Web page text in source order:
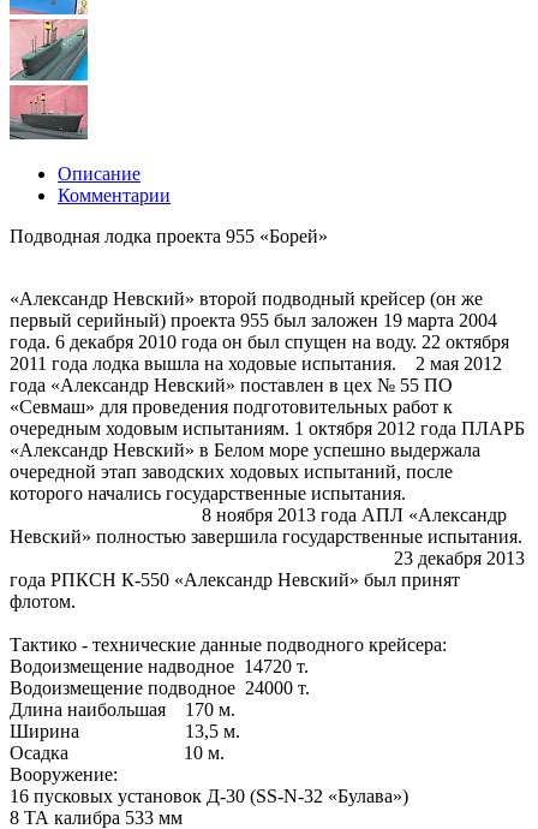
Описание
Комментарии
Подводная лодка проекта 955 «Борей»
«Александр Невский» второй подводный крейсер (он же
первый серийный) проекта 955 был заложен 19 марта 2004
года. 6 декабря 2010 года он был спущен на воду. 22 октября
2011 года лодка вышла на ходовые испытания. 2 мая 2012
года «Александр Невский» поставлен в цех № 55 ПО
«Севмаш» для проведения подготовительных работ к
очередным ходовым испытаниям. 1 октября 2012 года ПЛАРБ
«Александр Невский» в Белом море успешно выдержала
очередной этап заводских ходовых испытаний, после
которого начались государственные испытания.
8 ноября 2013 года АПЛ «Александр
Невский» полностью завершила государственные испытания.
23 декабря 2013
года РПКСН К-550 «Александр Невский» был принят
флотом.
Тактико - технические данные подводного крейсера:
Водоизмещение надводное 14720 т.
Водоизмещение подводное 24000 т.
Длина наибольшая 170 м.
Ширина 13,5 м.
Осадка 10 м.
Вооружение:
16 пусковых установок Д-30 (SS-N-32 «Булава»)
8 ТА калибра 533 мм